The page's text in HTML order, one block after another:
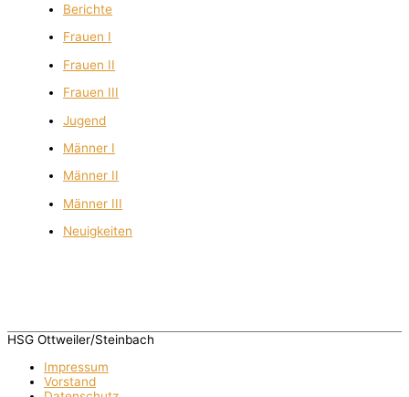
Berichte
Frauen I
Frauen II
Frauen III
Jugend
Männer I
Männer II
Männer III
Neuigkeiten
HSG Ottweiler/Steinbach
Impressum
Vorstand